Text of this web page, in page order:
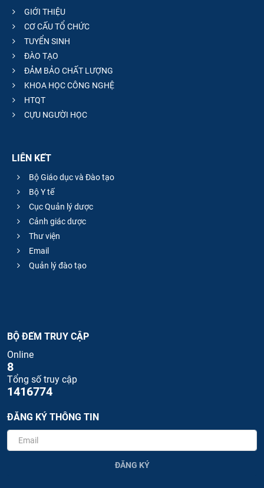
GIỚI THIỆU
CƠ CẤU TỔ CHỨC
TUYỂN SINH
ĐÀO TẠO
ĐẢM BẢO CHẤT LƯỢNG
KHOA HỌC CÔNG NGHỆ
HTQT
CỰU NGƯỜI HỌC
LIÊN KẾT
Bộ Giáo dục và Đào tạo
Bộ Y tế
Cục Quản lý dược
Cảnh giác dược
Thư viện
Email
Quản lý đào tạo
BỘ ĐẾM TRUY CẬP
Online
8
Tổng số truy cập
1416774
ĐĂNG KÝ THÔNG TIN
ĐĂNG KÝ